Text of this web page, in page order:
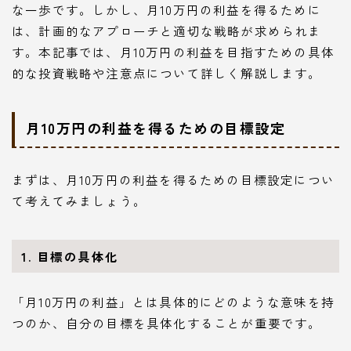
な一歩です。しかし、月10万円の利益を得るために
は、計画的なアプローチと適切な戦略が求められま
す。本記事では、月10万円の利益を目指すための具体
的な投資戦略や注意点について詳しく解説します。
月10万円の利益を得るための目標設定
まずは、月10万円の利益を得るための目標設定につい
て考えてみましょう。
1. 目標の具体化
「月10万円の利益」とは具体的にどのような意味を持
つのか、自分の目標を具体化することが重要です。